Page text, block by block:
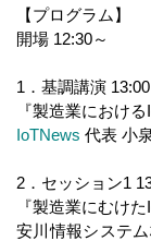
【プログラム】
開場 12:30～
1．基調講演
『製造業における
IoTNews 代表 小
2．セッション1
『製造業にむけた
安川情報システ